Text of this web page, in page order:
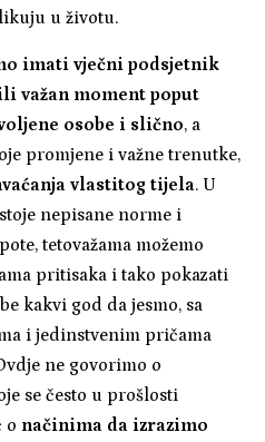
u životu.
imati vječni podsjetnik
važan moment poput
osobe i slično, a
promjene i važne trenutke,
vlastitog tijela. U
nepisane norme i
tetovažama možemo
pritisaka i tako pokazati
kakvi god da jesmo, sa
i jedinstvenim pričama
ne govorimo o
se često u prošlosti
o načinima da izrazimo